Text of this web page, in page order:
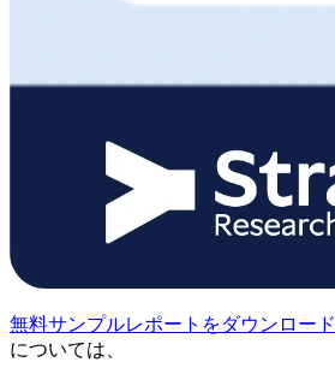
無料サンプルレポートをダウンロード
については、